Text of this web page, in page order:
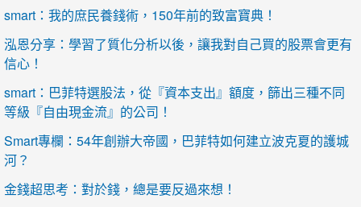
smart：我的庶民養錢術，150年前的致富寶典！
泓恩分享：學習了質化分析以後，讓我對自己買的股票會更有
信心！
smart：巴菲特選股法，從『資本支出』額度，篩出三種不同
等級『自由現金流』的公司！
Smart專欄：54年創辦大帝國，巴菲特如何建立波克夏的護城
河？
金錢超思考：對於錢，總是要反過來想！